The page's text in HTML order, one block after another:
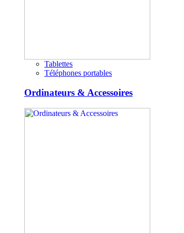
Tablettes
Téléphones portables
Ordinateurs & Accessoires